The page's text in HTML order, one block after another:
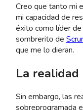
Creo que tanto mi
mi capacidad de
éxito como líder
sombrerito de
que me lo dieran.
La realidad
Sin embargo, las
sobreprogramada